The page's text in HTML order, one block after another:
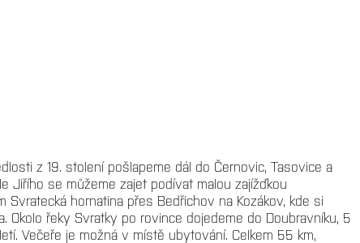
z 19. stolení pošlapeme dál do Černovic, Tasovice a
Jiřího se můžeme zajet podívat malou zajížďkou
hornatina přes Bedřichov na Kozákov, kde si
Okolo řeky Svratky po rovince dojedeme do Doubravníku, 5
Večeře je možná v místě ubytování. Celkem 55 km,